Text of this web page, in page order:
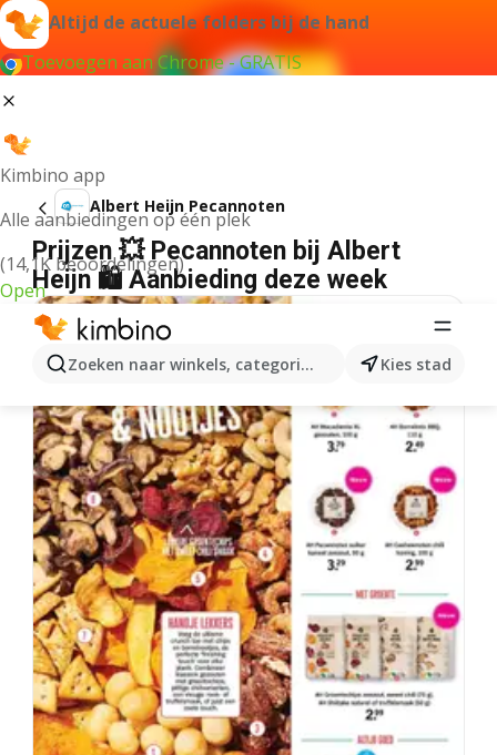
Altijd de actuele folders bij de hand
Toevoegen aan Chrome - GRATIS
Kimbino app
Alle aanbiedingen op één plek
(14,1K beoordelingen)
Open
Zoeken naar winkels, categorieën, producten...
Kies stad
Albert Heijn Pecannoten
Prijzen 💥 Pecannoten bij Albert
Heijn 🛍️ Aanbieding deze week